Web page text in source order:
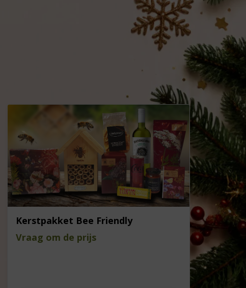
Kerstpakket Bee Friendly
Vraag om de prijs